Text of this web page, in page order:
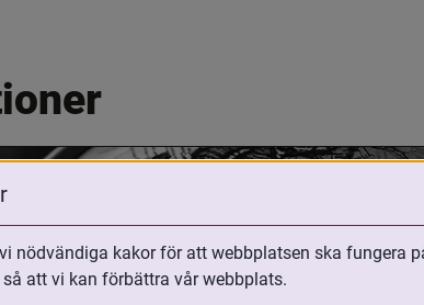
nödvändiga kakor för att webbplatsen ska fungera
att vi kan förbättra vår webbplats.